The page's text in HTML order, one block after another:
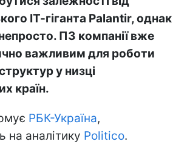
ІТ-гіганта Palantir, однак
ПЗ компанії вже
важливим для роботи
у низці
країн.
РБК-Україна,
на аналітику Politico.